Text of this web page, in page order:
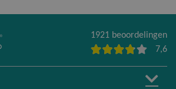
1921 beoordelingen
7,6